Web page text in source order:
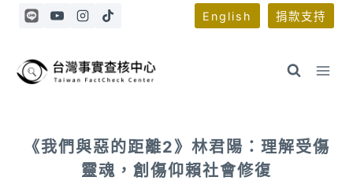
Skip
English 捐款支持
《我們與惡的距離2》林君陽：理解受傷
靈魂，創傷仰賴社會修復